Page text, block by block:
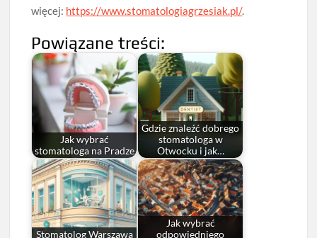
więcej: https://www.stomatologiagrzesiak.pl/.
Powiązane treści:
Jak wybrać
stomatologa na Pradze
Gdzie znaleźć dobrego
stomatologa w
Otwocku i jak…
Stomatolog Warszawa
Jak wybrać
odpowiedniego